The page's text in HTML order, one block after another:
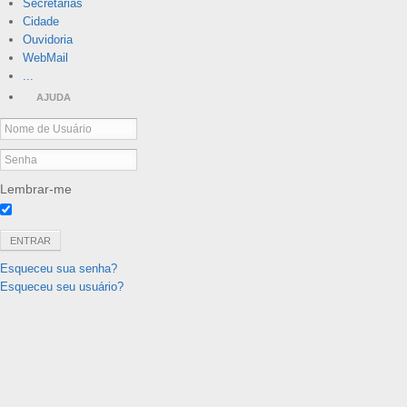
Secretarias
Cidade
Ouvidoria
WebMail
...
AJUDA
Lembrar-me
ENTRAR
Esqueceu sua senha?
Esqueceu seu usuário?